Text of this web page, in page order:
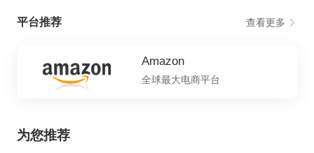
平台推荐 查看更多
Amazon
全球最大电商平台
为您推荐